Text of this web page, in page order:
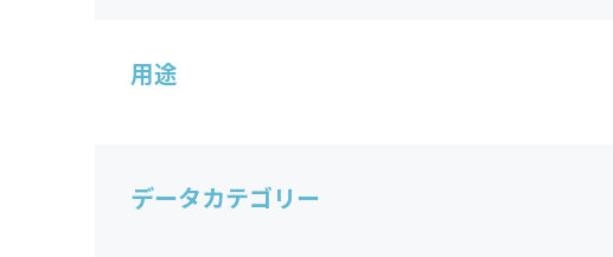
用途
データカテゴリー